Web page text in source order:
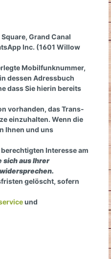
Grand Canal
Inc. (1601 Willow
Mobilfunknummer,
dessen Adressbuch
dass Sie hierin bereits
vorhanden, das Trans-
einzuhalten. Wenn die
Ihnen und uns
Interesse am
sich aus Ihrer
gelöscht, sofern
und